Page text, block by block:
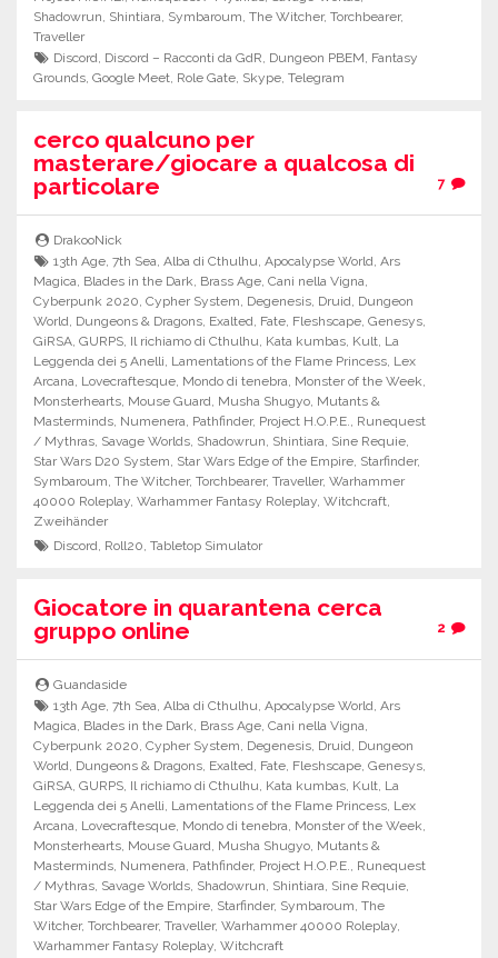
Shadowrun, Shintiara, Symbaroum, The Witcher, Torchbearer,
Traveller
Discord, Discord – Racconti da GdR, Dungeon PBEM, Fantasy
Grounds, Google Meet, Role Gate, Skype, Telegram
cerco qualcuno per
masterare/giocare a qualcosa di
particolare
7
DrakooNick
13th Age,7th Sea,Alba di Cthulhu,Apocalypse World,Ars
Magica, Blades in the Dark, Brass Age, Cani nella Vigna,
Cyberpunk 2020, Cypher System, Degenesis, Druid, Dungeon
World, Dungeons & Dragons, Exalted, Fate, Fleshscape, Genesys,
GiRSA, GURPS, Il richiamo di Cthulhu, Kata kumbas, Kult, La
Leggenda dei 5 Anelli, Lamentations of the Flame Princess, Lex
Arcana, Lovecraftesque, Mondo di tenebra, Monster of the Week,
Monsterhearts, Mouse Guard, Musha Shugyo, Mutants &
Masterminds, Numenera, Pathfinder, Project H.O.P.E., Runequest
/ Mythras, Savage Worlds, Shadowrun, Shintiara, Sine Requie,
Star Wars D20 System, Star Wars Edge of the Empire, Starfinder,
Symbaroum, The Witcher, Torchbearer, Traveller, Warhammer
40000 Roleplay, Warhammer Fantasy Roleplay, Witchcraft,
Zweihänder
Discord, Roll20,Tabletop Simulator
Giocatore in quarantena cerca
gruppo online
2
Guandaside
13th Age,7th Sea,Alba di Cthulhu,Apocalypse World,Ars
Magica, Blades in the Dark, Brass Age, Cani nella Vigna,
Cyberpunk 2020, Cypher System, Degenesis, Druid, Dungeon
World, Dungeons & Dragons, Exalted, Fate, Fleshscape, Genesys,
GiRSA, GURPS, Il richiamo di Cthulhu, Kata kumbas, Kult, La
Leggenda dei 5 Anelli, Lamentations of the Flame Princess, Lex
Arcana, Lovecraftesque, Mondo di tenebra, Monster of the Week,
Monsterhearts, Mouse Guard, Musha Shugyo, Mutants &
Masterminds, Numenera, Pathfinder, Project H.O.P.E., Runequest
/ Mythras, Savage Worlds, Shadowrun, Shintiara, Sine Requie,
Star Wars Edge of the Empire, Starfinder, Symbaroum, The
Witcher, Torchbearer, Traveller, Warhammer 40000 Roleplay,
Warhammer Fantasy Roleplay, Witchcraft